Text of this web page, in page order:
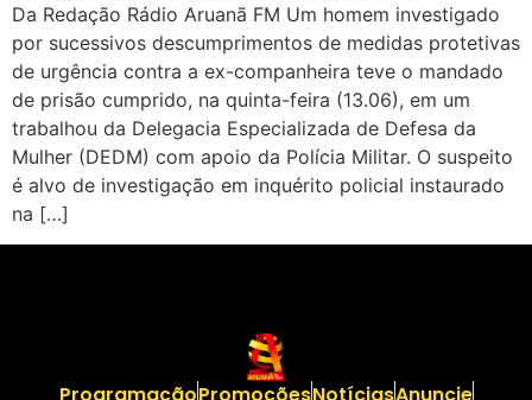
Da Redação Rádio Aruanã FM Um homem investigado
por sucessivos descumprimentos de medidas protetivas
de urgência contra a ex-companheira teve o mandado
de prisão cumprido, na quinta-feira (13.06), em um
trabalhou da Delegacia Especializada de Defesa da
Mulher (DEDM) com apoio da Polícia Militar. O suspeito
é alvo de investigação em inquérito policial instaurado
na […]